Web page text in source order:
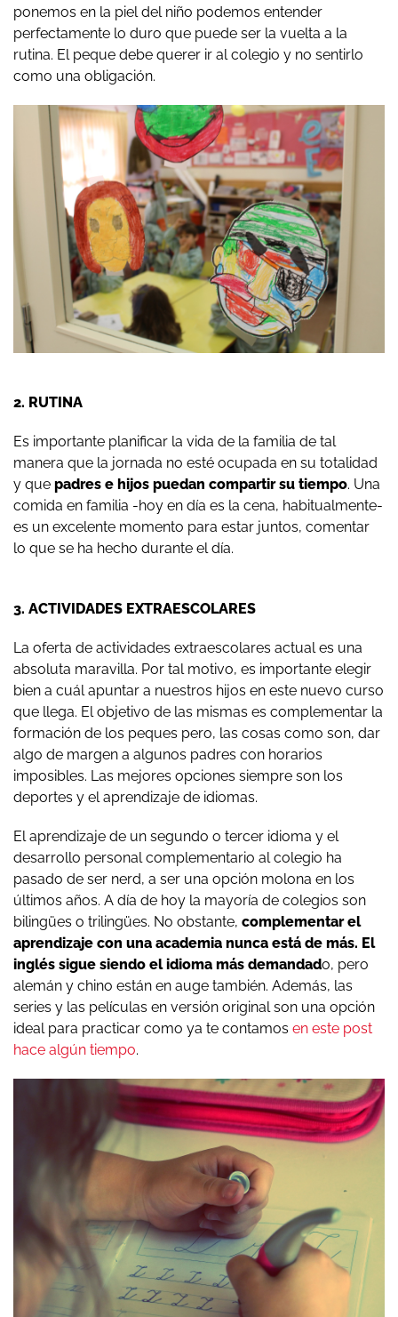
ponemos en la piel del niño podemos entender
perfectamente lo duro que puede ser la vuelta a la
rutina. El peque debe querer ir al colegio y no sentirlo
como una obligación.
2. RUTINA
Es importante planificar la vida de la familia de tal
manera que la jornada no esté ocupada en su totalidad
y que padres e hijos puedan compartir su tiempo. Una
comida en familia -hoy en día es la cena, habitualmente-
es un excelente momento para estar juntos, comentar
lo que se ha hecho durante el día.
3. ACTIVIDADES EXTRAESCOLARES
La oferta de actividades extraescolares actual es una
absoluta maravilla. Por tal motivo, es importante elegir
bien a cuál apuntar a nuestros hijos en este nuevo curso
que llega. El objetivo de las mismas es complementar la
formación de los peques pero, las cosas como son, dar
algo de margen a algunos padres con horarios
imposibles. Las mejores opciones siempre son los
deportes y el aprendizaje de idiomas.
El aprendizaje de un segundo o tercer idioma y el
desarrollo personal complementario al colegio ha
pasado de ser nerd, a ser una opción molona en los
últimos años. A día de hoy la mayoría de colegios son
bilingües o trilingües. No obstante, complementar el
aprendizaje con una academia nunca está de más. El
inglés sigue siendo el idioma más demandado, pero
alemán y chino están en auge también. Además, las
series y las películas en versión original son una opción
ideal para practicar como ya te contamos en este post
hace algún tiempo.